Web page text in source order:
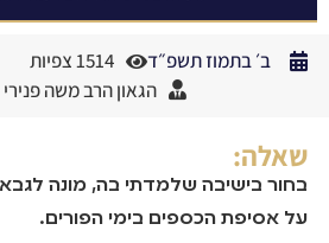
ב׳ בתמוז תשפ״ד
1514 צפיות
הגאון הרב משה
שאלה:
בחור בישיבה שלמדתי בה, מונה
על אסיפת הכספים בימי הפורים.